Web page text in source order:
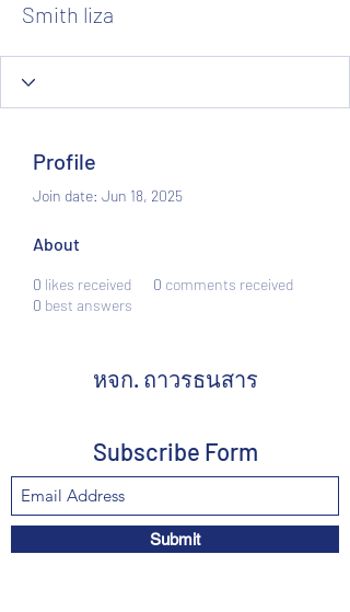
Smith liza
Profile
Join date: Jun 18, 2025
About
0 likes received 0 comments received
0 best answers
หจก. ถาวรธนสาร
Subscribe Form
Submit